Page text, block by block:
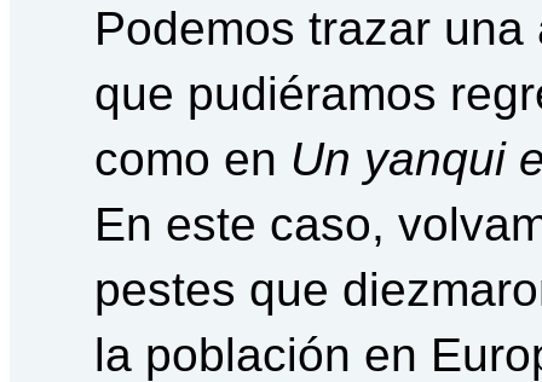
Podemos trazar
que pudiéramos
como en Un yanqui
En este caso,
pestes que
la población en